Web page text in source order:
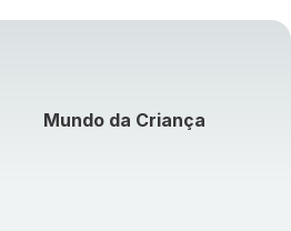
Mundo da Criança